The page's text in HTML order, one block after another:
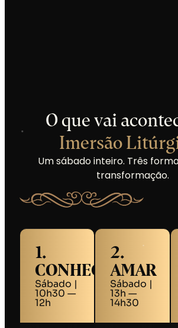
O que vai
Imersão
Um sábado inteiro. Três
transformação.
1.
CONHECER
Sábado |
10h30 —
12h
2.
AMAR
Sábado |
13h —
14h30